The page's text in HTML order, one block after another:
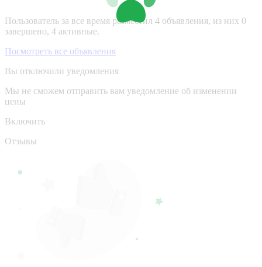
Пользователь за все время разместил 4 объявления, из них 0
завершено, 4 активные.
Посмотреть все объявления
Вы отключили уведомления
Мы не сможем отправить вам уведомление об изменении
цены
Включить
Отзывы